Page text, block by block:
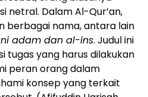
netral. Dalam Al-Qur’an,
berbagai nama, antara lain
adam dan al-ins. Judul ini
tugas yang harus dilakukan
peran orang dalam
konsep yang terkait